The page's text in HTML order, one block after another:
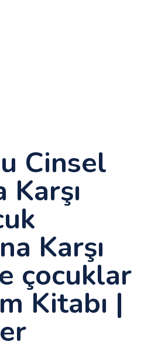
Cinsel
Karşı
çocuklar
Kitabı |